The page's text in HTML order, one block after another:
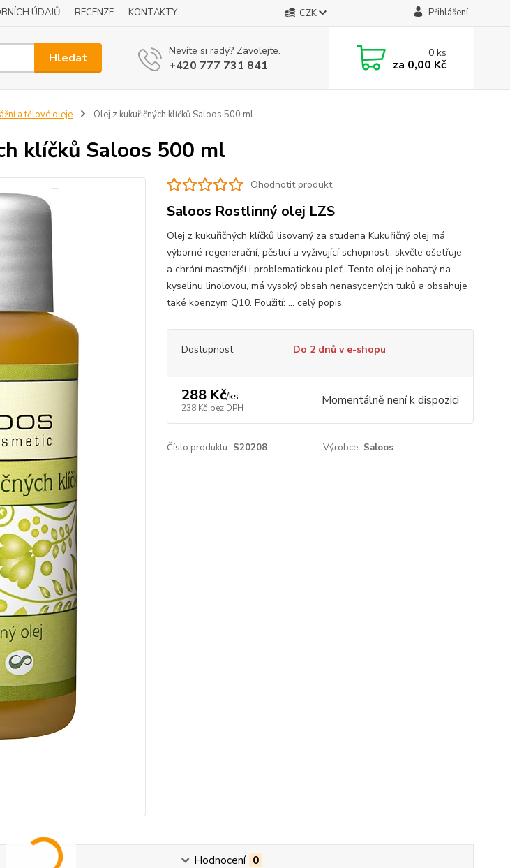
ÚDAJŮ RECENZE KONTAKTY CZK Přihlášení
Hledat Nevíte si rady? Zavolejte.
+420 777 731 841
0ks
za 0,00 Kč
a tělové oleje Olej z kukuřičných klíčků Saloos 500 ml
klíčků Saloos 500 ml
Ohodnotit produkt
Saloos Rostlinný olej LZS
Olej z kukuřičných klíčků lisovaný za studena Kukuřičný olej má
výborné regenerační, pěsticí a vyživující schopnosti, skvěle ošetřuje
a chrání mastnější i problematickou pleť. Tento olej je bohatý na
kyselinu linolovou, má vysoký obsah nenasycených tuků a obsahuje
také koenzym Q10. Použití: ... celý popis
Dostupnost Do 2 dnů v e-shopu
288 Kč/ks
238 Kč bez DPH Momentálně není k dispozici
Číslo produktu: S20208 Výrobce: Saloos
Hodnocení 0